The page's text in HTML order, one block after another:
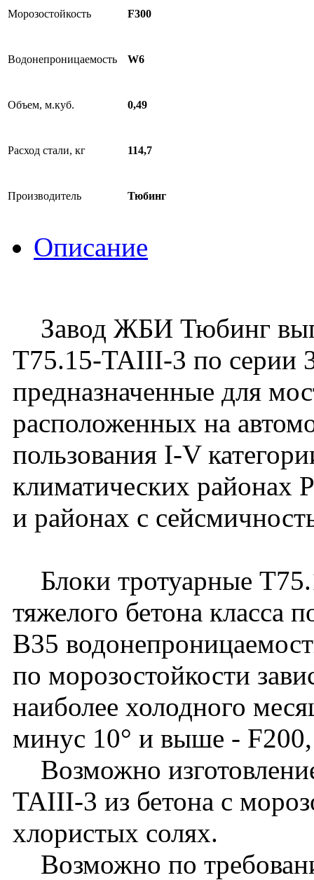
Морозостойкость F300
Водонепроницаемость W6
Объем, м.куб. 0,49
Расход стали, кг 114,7
Производитель Тюбинг
Описание
Завод ЖБИ Тюбинг
Т75.15-TAIII-3 по серии
предназначенные для
расположенных на
пользования I-V
климатических районах
и районах с
Блоки тротуарные
тяжелого бетона класса
B35
по морозостойкости
наиболее холодного
минус 10° и выше -
Возможно
TAIII-3 из бетона с
хлористых солях.
Возможно по